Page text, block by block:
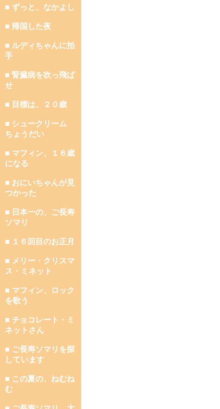
■ ずっと、なかよし
■ 帰国した夜
■ ルディちゃんに拍
手
■ 腎臓病を吹っ飛ば
せ
■ 目標は、２０歳
■ シュークリーム
ちょうだい
■ マフィン、１６歳
になる
■ おにいちゃんが見
つかった
■ 日本一の、ご長寿
ソマリ
■ １６回目のお正月
■ メリー・クリスマ
ス・ミネット
■ マフィン、ロック
を歌う
■ チョコレート・ミ
ネットさん
■ ご長寿ソマリを探
しています
■ この夏の、ねむね
む